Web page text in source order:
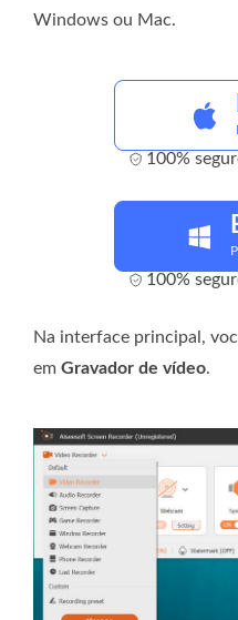
Windows ou Mac.
100%
100%
Na interface principal,
em Gravador de vídeo.